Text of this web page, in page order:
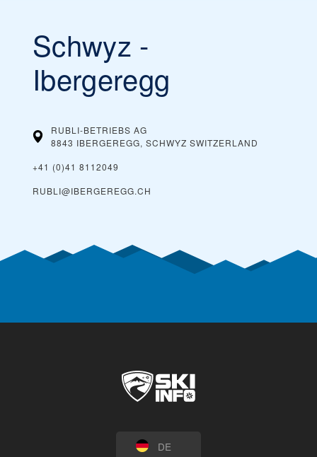
Schwyz -
Ibergeregg
RUBLI-BETRIEBS AG
8843 IBERGEREGG, SCHWYZ SWITZERLAND
+41 (0)41 8112049
RUBLI@IBERGEREGG.CH
DE